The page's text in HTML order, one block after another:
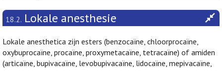
18.2. Lokale anesthesie
Lokale anesthetica zijn esters (benzocaïne, chloorprocaïne,
oxybuprocaïne, procaïne, proxymetacaïne, tetracaïne) of amiden
(articaïne, bupivacaïne, levobupivacaïne, lidocaïne, mepivacaïne,